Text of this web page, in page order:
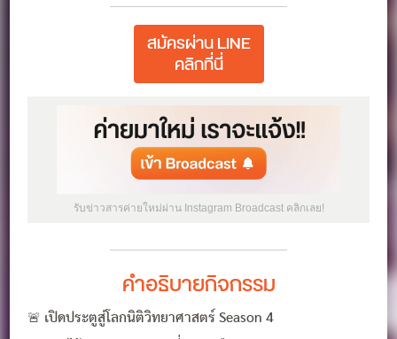
สมัครผ่าน LINE
คลิกที่นี่
รับข่าวสารค่ายใหม่ผ่าน Instagram Broadcast คลิกเลย!
คำอธิบายกิจกรรม
🚨 เปิดประตูสู่โลกนิติวิทยาศาสตร์ Season 4